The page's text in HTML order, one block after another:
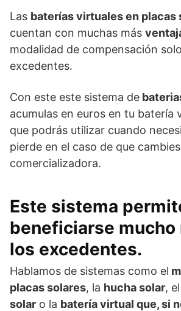
Las baterías virtuales en placas
cuentan con muchas más
modalidad de compensación
excedentes.
Con este este sistema de
acumulas en euros en tu batería
que podrás utilizar cuando
pierde en el caso de que
comercializadora.
Este sistema
beneficiarse mucho
los excedentes.
Hablamos de sistemas como el
placas solares, la hucha solar, el
solar o la batería virtual que, si